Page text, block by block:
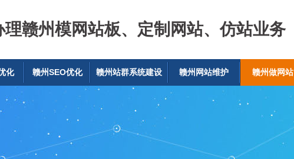
赣州模网站板、定制网站、仿站业务
化 赣州SEO优化 赣州站群系统建设 赣州网站维护 赣州做网站